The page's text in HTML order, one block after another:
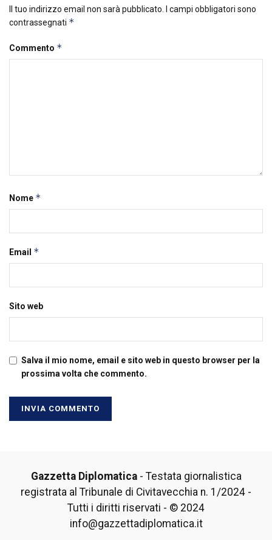
Il tuo indirizzo email non sarà pubblicato.
I campi obbligatori sono
contrassegnati *
Commento *
Nome *
Email *
Sito web
Salva il mio nome, email e sito web in questo browser per la
prossima volta che commento.
Gazzetta Diplomatica- Testata giornalistica
registrata al Tribunale di Civitavecchia n. 1/2024 -
Tutti i diritti riservati - © 2024
info@gazzettadiplomatica.it